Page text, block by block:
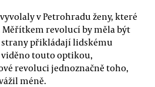
vyvolaly v Petrohradu ženy, které
revolucí by měla být
přikládají lidskému
viděno touto optikou,
revoluci jednoznačně toho,
méně.